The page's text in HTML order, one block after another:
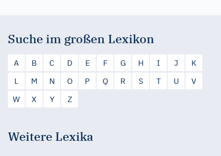
Suche im großen Lexikon
A B C D E F G H I J
K
L
M N O P Q R S T U
V
W
X Y Z
Weitere Lexika